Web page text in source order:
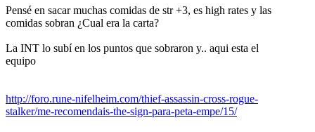
Pensé en sacar muchas comidas de str +3, es high rates y las
comidas sobran ¿Cual era la carta?
La INT lo subí en los puntos que sobraron y.. aqui esta el
equipo
http://foro.rune-nifelheim.com/thief-assassin-cross-rogue-
stalker/me-recomendais-the-sign-para-peta-empe/15/